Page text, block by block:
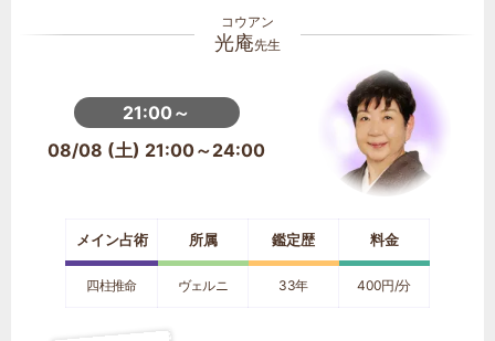
光庵先生
21:00～
08/08 (土) 21:00～24:00
メイン占術 所属 鑑定歴 料金
四柱推命 ヴェルニ 33年 400円/分